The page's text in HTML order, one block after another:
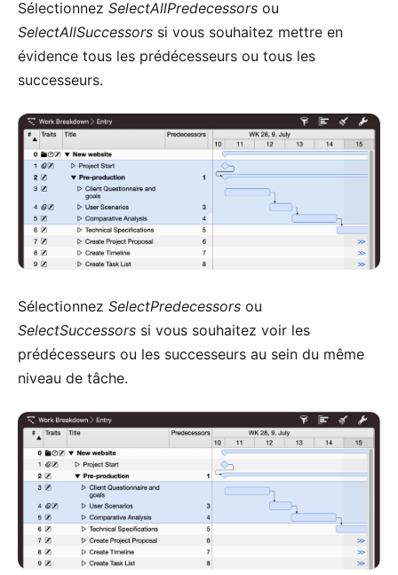
Sélectionnez SelectAllPredecessors ou
SelectAllSuccessors si vous souhaitez mettre en
évidence tous les prédécesseurs ou tous les
successeurs.
Sélectionnez SelectPredecessors ou
SelectSuccessors si vous souhaitez voir les
prédécesseurs ou les successeurs au sein du même
niveau de tâche.